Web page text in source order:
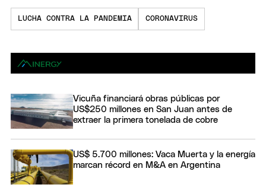
LUCHA CONTRA LA PANDEMIA CORONAVIRUS
Vicuña financiará obras públicas por
US$250 millones en San Juan antes de
extraer la primera tonelada de cobre
US$ 5.700 millones: Vaca Muerta y la energía
marcan récord en M&A en Argentina